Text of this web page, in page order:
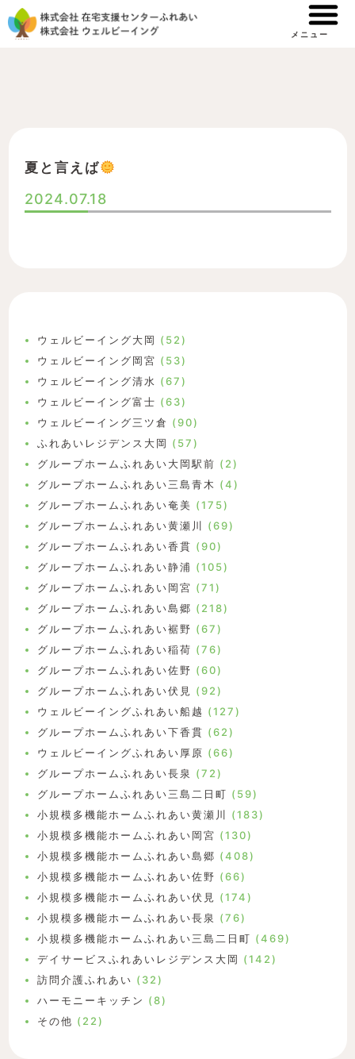
容
メニュー
夏と言えば
2024.07.18
ウェルビーイング大岡 (52)
ウェルビーイング岡宮 (53)
ウェルビーイング清水 (67)
ウェルビーイング富士 (63)
ウェルビーイング三ツ倉 (90)
ふれあいレジデンス大岡 (57)
グループホームふれあい大岡駅前 (2)
グループホームふれあい三島青木 (4)
グループホームふれあい奄美 (175)
グループホームふれあい黄瀬川
(69)
グループホームふれあい香貫 (90)
グループホームふれあい静浦 (105)
グループホームふれあい岡宮 (71)
グループホームふれあい島郷 (218)
グループホームふれあい裾野 (67)
グループホームふれあい稲荷 (76)
グループホームふれあい佐野 (60)
グループホームふれあい伏見
(92)
ウェルビーイングふれあい船越 (127)
グループホームふれあい下香貫 (62)
ウェルビーイングふれあい厚原 (66)
グループホームふれあい長泉 (72)
グループホームふれあい三島二日町 (59)
小規模多機能ホームふれあい黄瀬川
(183)
小規模多機能ホームふれあい岡宮 (130)
小規模多機能ホームふれあい島郷 (408)
小規模多機能ホームふれあい佐野 (66)
小規模多機能ホームふれあい伏見
(174)
小規模多機能ホームふれあい長泉 (76)
小規模多機能ホームふれあい三島二日町 (469)
デイサービスふれあいレジデンス大岡 (142)
訪問介護ふれあい (32)
ハーモニーキッチン (8)
その他 (22)